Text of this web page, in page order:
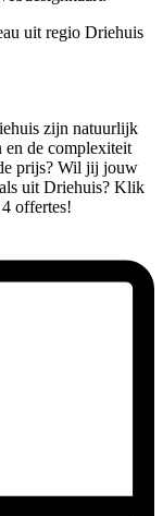
uit regio Driehuis
zijn natuurlijk
de complexiteit
prijs? Wil jij jouw
uit Driehuis? Klik
offertes!